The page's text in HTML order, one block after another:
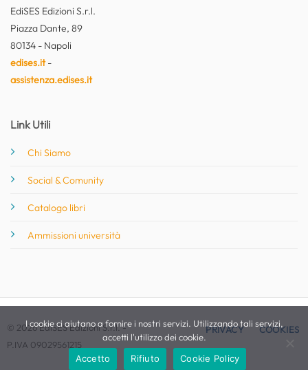
EdiSES Edizioni S.r.l.
Piazza Dante, 89
80134 - Napoli
edises.it-
assistenza.edises.it
Link Utili
Chi Siamo
Social & Comunity
Catalogo libri
Ammissioni università
© 2026 EdiSES Edizioni S.r.l. -
P.IVA 09029561215
PRIVACY COOKIES
I cookie ci aiutano a fornire i nostri servizi. Utilizzando tali servizi,
accetti l'utilizzo dei cookie.
Accetto
Rifiuto Cookie Policy